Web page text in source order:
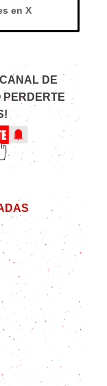
en X
DE
PERDERTE
para
casa:
técnica
sabrosos y